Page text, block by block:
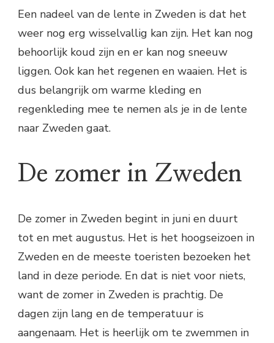
Een nadeel van de lente in Zweden is dat het
weer nog erg wisselvallig kan zijn. Het kan nog
behoorlijk koud zijn en er kan nog sneeuw
liggen. Ook kan het regenen en waaien. Het is
dus belangrijk om warme kleding en
regenkleding mee te nemen als je in de lente
naar Zweden gaat.
De zomer in Zweden
De zomer in Zweden begint in juni en duurt
tot en met augustus. Het is het hoogseizoen in
Zweden en de meeste toeristen bezoeken het
land in deze periode. En dat is niet voor niets,
want de zomer in Zweden is prachtig. De
dagen zijn lang en de temperatuur is
aangenaam. Het is heerlijk om te zwemmen in